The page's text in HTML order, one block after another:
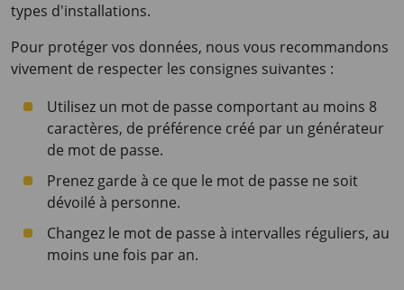
types d'installations.
Pour protéger vos données, nous vous recommandons
vivement de respecter les consignes suivantes :
Utilisez un mot de passe comportant au moins 8
caractères, de préférence créé par un générateur
de mot de passe.
Prenez garde à ce que le mot de passe ne soit
dévoilé à personne.
Changez le mot de passe à intervalles réguliers, au
moins une fois par an.